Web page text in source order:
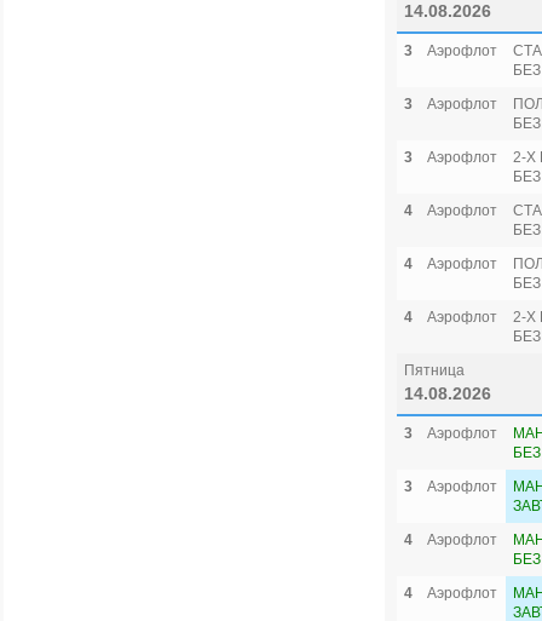
14.08.2026
3 Аэрофлот
3
Аэрофлот
3
Аэрофлот
2-Х
4
Аэрофлот
4
Аэрофлот
4
Аэрофлот
2-Х
Пятница
14.08.2026
3 Аэрофлот
3
Аэрофлот
4
Аэрофлот
4
Аэрофлот